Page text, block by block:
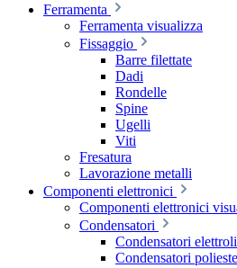
Ferramenta
Ferramenta visualizza
Fissaggio
Barre filettate
Dadi
Rondelle
Spine
Ugelli
Viti
Fresatura
Lavorazione metalli
Componenti elettronici
Componenti elettronici
Condensatori
Condensatori
Condensatori